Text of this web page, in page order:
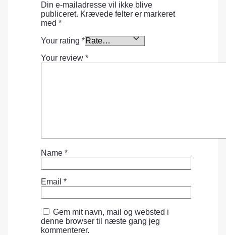
Din e-mailadresse vil ikke blive
publiceret. Krævede felter er markeret
med *
Your rating *
Your review *
Name *
Email *
Gem mit navn, mail og websted i
denne browser til næste gang jeg
kommenterer.